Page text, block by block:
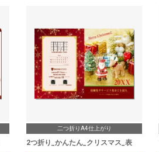
二つ折りA4仕上がり
2つ折り_かんたん_クリスマス_表